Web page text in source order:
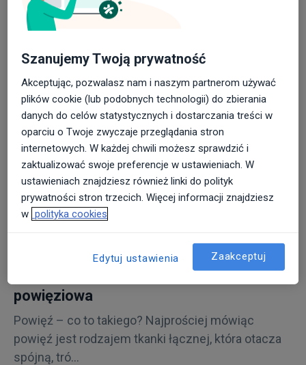
wspierania rozwoju niemowląt
Handling to metody prawidłowej pielęgnacji
niemowląt oparte na metodzie nurofizjologicznej
Jak działa terapia mięśniowo –
powięziowa
Powięź – co to takiego? Najprościej mówiąc
powięź jest rodzajem tkanki łącznej, która otacza
spójną, tró...
Szanujemy Twoją prywatność
Akceptując, pozwalasz nam i naszym partnerom używać
plików cookie (lub podobnych technologii) do zbierania
danych do celów statystycznych i dostarczania treści w
oparciu o Twoje zwyczaje przeglądania stron
internetowych. W każdej chwili możesz sprawdzić i
zaktualizować swoje preferencje w ustawieniach. W
ustawieniach znajdziesz również linki do polityk
prywatności stron trzecich. Więcej informacji znajdziesz
w polityka cookies
Edytuj ustawienia Zaakceptuj